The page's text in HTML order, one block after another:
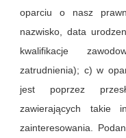
oparciu o nasz
nazwisko, data
kwalifikacje
zatrudnienia); c) w
jest poprzez
zawierających takie
zainteresowania.